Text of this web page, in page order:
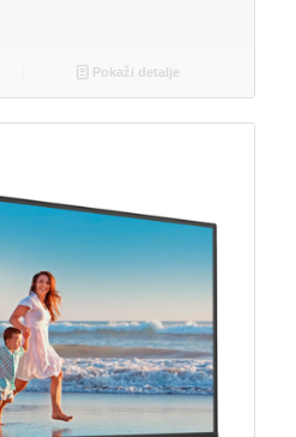
Pokaži detalje